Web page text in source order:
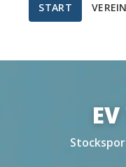
START VEREIN